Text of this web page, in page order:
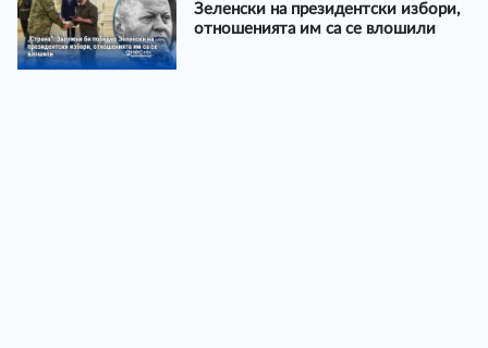
Зеленски на президентски избори,
отношенията им са се влошили